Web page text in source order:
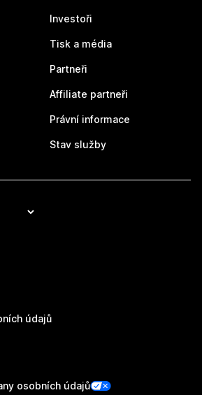
Investoři
Tisk a média
Partneři
Affiliate partneři
Právní informace
Stav služby
údajů
osobních údajů